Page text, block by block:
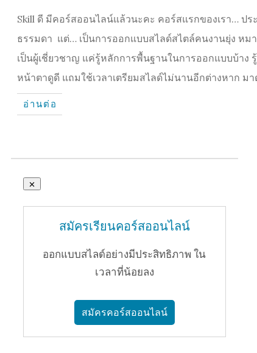
Skill ดี มีคอร์สออนไลน์แล้วนะคะ คอร์สแรกของเรา… ป
ธรรมดา แต่… เป็นการออกแบบสไลด์สไตล์คนงานยุ่ง ห
เป็นผู้เชี่ยวชาญ แค่รู้หลักการพื้นฐานในการออกแบบบ้าง
หน้าตาดูดี แถมใช้เวลาเตรียมสไลด์ไม่นานอีกต่างหาก ม
อ่านต่อ
สมัครเรียนคอร์สออนไลน์
ออกแบบสไลด์อย่างมีประสิทธิภาพ ใน
เวลาที่น้อยลง
สมัครคอร์สออนไลน์